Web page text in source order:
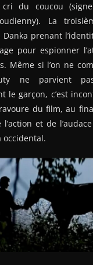
cri du coucou
La
prenant
pour espionner
Même si l’on ne
ne parvient
le garçon, c’est
du film, au
et de
occidental.